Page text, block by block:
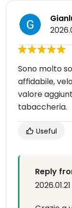
Sono molto
affidabile,
valore
tabaccheria.
Useful
Reply
2026.01.21